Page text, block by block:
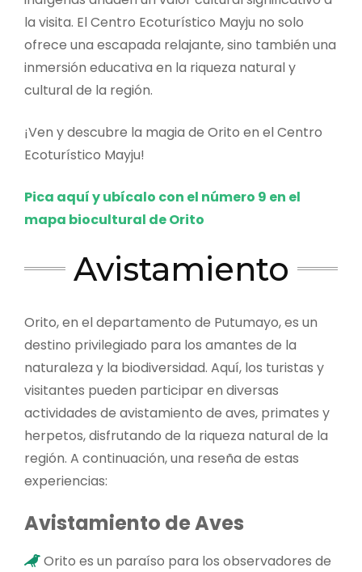
la visita. El Centro Ecoturístico Mayju no solo
ofrece una escapada relajante, sino también una
inmersión educativa en la riqueza natural y
cultural de la región.
¡Ven y descubre la magia de Orito en el Centro
Ecoturístico Mayju!
Pica aquí y ubícalo con el número 9 en el
mapa biocultural de Orito
Avistamiento
Orito, en el departamento de Putumayo, es un
destino privilegiado para los amantes de la
naturaleza y la biodiversidad. Aquí, los turistas y
visitantes pueden participar en diversas
actividades de avistamiento de aves, primates y
herpetos, disfrutando de la riqueza natural de la
región. A continuación, una reseña de estas
experiencias:
Avistamiento de Aves
Orito es un paraíso para los observadores de